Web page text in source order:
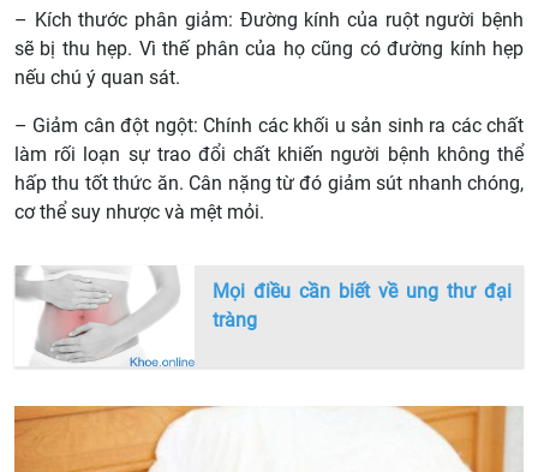
– Kích thước phân giảm: Đường kính của ruột người bệnh
sẽ bị thu hẹp. Vì thế phân của họ cũng có đường kính hẹp
nếu chú ý quan sát.
– Giảm cân đột ngột: Chính các khối u sản sinh ra các chất
làm rối loạn sự trao đổi chất khiến người bệnh không thể
hấp thu tốt thức ăn. Cân nặng từ đó giảm sút nhanh chóng,
cơ thể suy nhược và mệt mỏi.
Mọi điều cần biết về ung thư đại
tràng